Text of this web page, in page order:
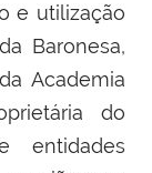
e utilização
Baronesa,
Academia
do
entidades